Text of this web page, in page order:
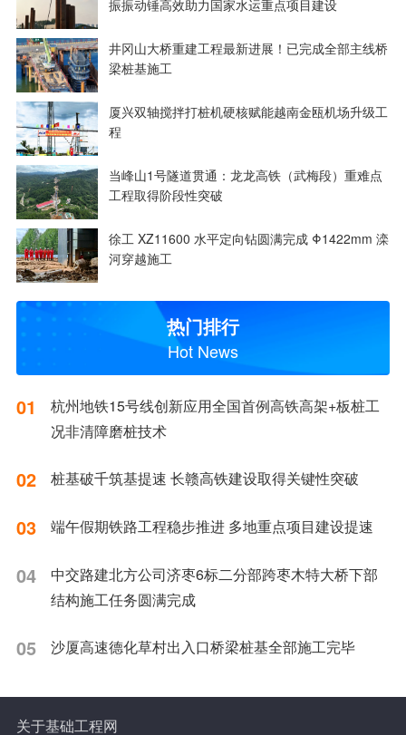
振振动锤高效助力国家水运重点项目建设
井冈山大桥重建工程最新进展！已完成全部主线桥
梁桩基施工
厦兴双轴搅拌打桩机硬核赋能越南金瓯机场升级工
程
当峰山1号隧道贯通：龙龙高铁（武梅段）重难点
工程取得阶段性突破
徐工 XZ11600 水平定向钻圆满完成 Φ1422mm 滦
河穿越施工
热门排行
Hot News
01
杭州地铁15号线创新应用全国首例高铁高架+板桩工
况非清障磨桩技术
02 桩基破千筑基提速 长赣高铁建设取得关键性突破
03 端午假期铁路工程稳步推进 多地重点项目建设提速
04
中交路建北方公司济枣6标二分部跨枣木特大桥下部
结构施工任务圆满完成
05 沙厦高速德化草村出入口桥梁桩基全部施工完毕
关于基础工程网